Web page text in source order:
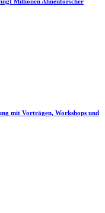
mit Vorträgen, Workshops und